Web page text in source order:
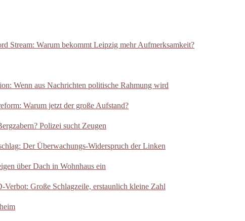
Stream: Warum bekommt Leipzig mehr Aufmerksamkeit?
Wenn aus Nachrichten politische Rahmung wird
Warum jetzt der große Aufstand?
Polizei sucht Zeugen
Der Überwachungs-Widerspruch der Linken
über Dach in Wohnhaus ein
Große Schlagzeile, erstaunlich kleine Zahl